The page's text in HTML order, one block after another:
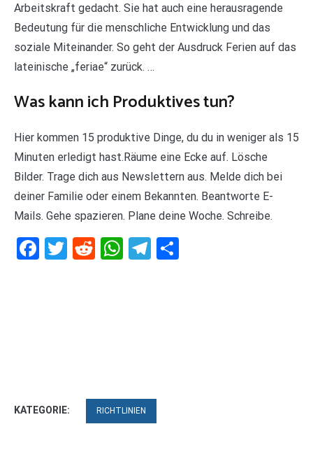
Arbeitskraft gedacht. Sie hat auch eine herausragende
Bedeutung für die menschliche Entwicklung und das
soziale Miteinander. So geht der Ausdruck Ferien auf das
lateinische „feriae“ zurück. …
Was kann ich Produktives tun?
Hier kommen 15 produktive Dinge, du du in weniger als 15
Minuten erledigt hast.Räume eine Ecke auf. Lösche
Bilder. Trage dich aus Newslettern aus. Melde dich bei
deiner Familie oder einem Bekannten. Beantworte E-
Mails. Gehe spazieren. Plane deine Woche. Schreibe.
Facebook
Twitter
RedditWhatsApp
Telegram
KATEGORIE: RICHTLINIEN